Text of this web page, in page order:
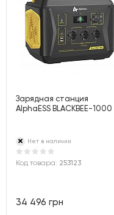
Зарядная станция
AlphaESS BLACKBEE-1000
Нет в наличии
Код товара: 253123
34 496 грн